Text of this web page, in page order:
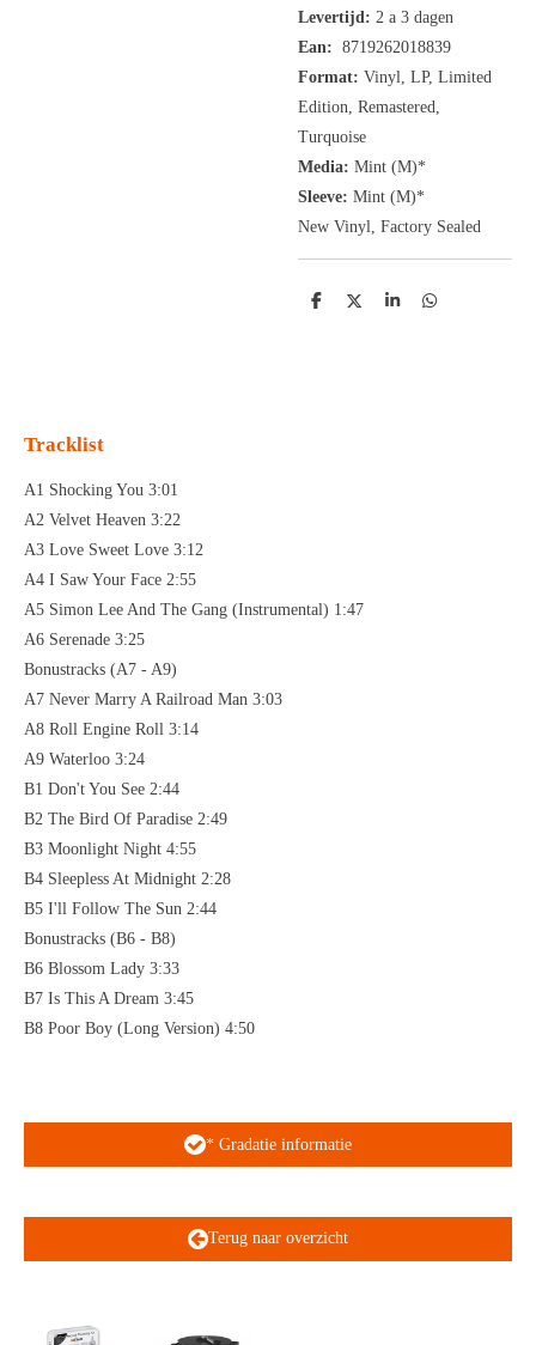
Levertijd: 2 a 3 dagen
Ean: 8719262018839
Format: Vinyl, LP, Limited
Edition, Remastered,
Turquoise
Media: Mint (M)*
Sleeve: Mint (M)*
New Vinyl, Factory Sealed
D
D
S
D
Tracklist
A1 Shocking You 3:01
A2 Velvet Heaven 3:22
A3 Love Sweet Love 3:12
A4 I Saw Your Face 2:55
A5 Simon Lee And The Gang (Instrumental) 1:47
A6 Serenade 3:25
Bonustracks (A7 - A9)
A7 Never Marry A Railroad Man 3:03
A8 Roll Engine Roll 3:14
A9 Waterloo 3:24
B1 Don't You See 2:44
B2 The Bird Of Paradise 2:49
B3 Moonlight Night 4:55
B4 Sleepless At Midnight 2:28
B5 I'll Follow The Sun 2:44
Bonustracks (B6 - B8)
B6 Blossom Lady 3:33
B7 Is This A Dream 3:45
B8 Poor Boy (Long Version) 4:50
* Gradatie informatie
Terug naar overzicht